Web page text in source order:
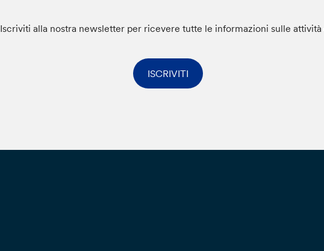
Iscriviti alla nostra newsletter per ricevere tutte le informazioni sulle attività
ISCRIVITI